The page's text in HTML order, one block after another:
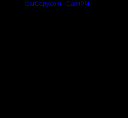
CarCopy.com - CarHPM